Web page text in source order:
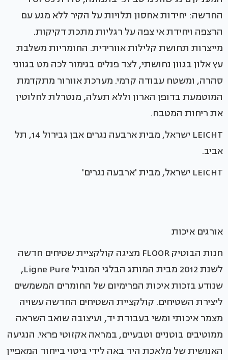
החדשה: יחידות אחסון תלויות על הקיר ללא מגע עם
הרצפה ויחידת אי צפה על רגליות מתכת דקיקות.
מייצרות תחושת קלילות אוורירית. החומריות משלבת
עץ אלון בגוון נחושתי, לצד פנלים בגימור לכה מט בגווני
סהרה, ומשטח עבודה קרמי. מערכת אוורור מתקדמת
המוטמעת בדופן הארון וללא תעלה, מנטרלת לחלוטין
את ריחות המטבח.
LEICHT ישראל, מבית ארבעה נגרים אבן גבירול 14, תל
אביב.
LEICHT ישראל, מבית 'ארבעה נגרים'
אורגים איכות
חנות הבוטיק FLOOR מציגה קולקציית שטיחים חדשה
לשנת 2012 מבית המותג הבלגי המוביל Ligne Pure,
שנודע בזכות איכות הפרימיום של החומרים המשמשים
ליצירת השטיחים. קולקציית השטיחים החדשה עשויה
מצמר איכותי ומשי בעבודת יד, ועיצובה שואב השראה
ממוטיבים בוטניים וטבעיים, במראה אקזוטי פראי. הנגיעה
האנושית של מלאכת היד באה לידי ביטוי בייחוד המאפיין